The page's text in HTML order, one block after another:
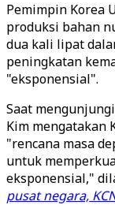
Pemimpin Korea
produksi bahan
dua kali lipat
peningkatan
"eksponensial".
Saat
Kim mengatakan
"rencana masa
untuk
eksponensial,"
pusat negara,